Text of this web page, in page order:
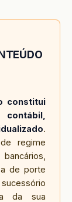
constitui
.
regime
de porte
da sua